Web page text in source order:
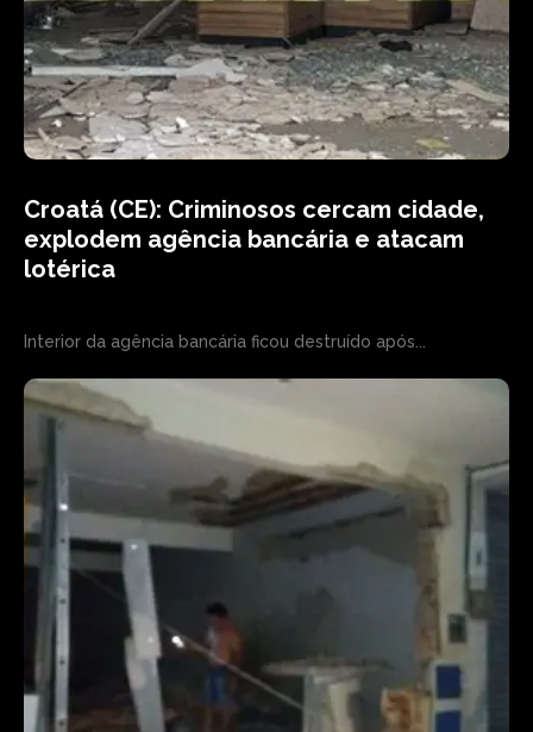
Croatá (CE): Criminosos cercam cidade,
explodem agência bancária e atacam
lotérica
Interior da agência bancária ficou destruído após...